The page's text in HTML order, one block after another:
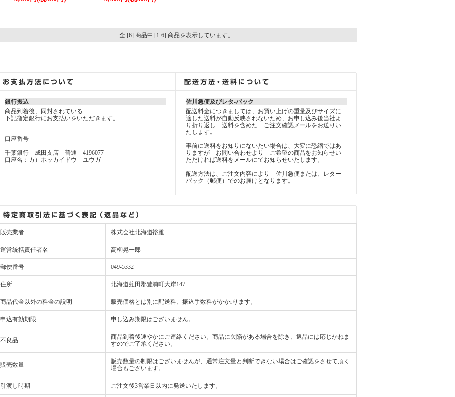
全 [6] 商品中 [1-6] 商品を表示しています。
銀行振込
商品到着後、同封されている
下記指定銀行にお支払いをいただきます。
口座番号
千葉銀行 成田支店 普通 4196077
口座名：カ）ホッカイドウ ユウガ
佐川急便及びレタ-パック
配送料金につきましては、お買い上げの重量及びサイズに
適した送料が自動反映されないため、お申し込み後当社よ
り折り返し 送料を含めた ご注文確認メールをお送りい
たします。
事前に送料をお知りにないたい場合は、大変に恐縮ではあ
りますが お問い合わせより ご希望の商品をお知らせい
ただければ送料をメールにてお知らせいたします。
配送方法は、ご注文内容により 佐川急便または、レター
パック（郵便）でのお届けとなります。
販売業者 株式会社北海道裕雅
運営統括責任者名 高柳晃一郎
郵便番号 049-5332
住所 北海道虻田郡豊浦町大岸147
商品代金以外の料金の説明 販売価格とは別に配送料、振込手数料がかかrります。
申込有効期限 申し込み期限はございません。
不良品
商品到着後速やかにご連絡ください。商品に欠陥がある場合を除き、返品には応じかねま
すのでご了承ください。
販売数量
販売数量の制限はございませんが、通常注文量と判断できない場合はご確認をさせて頂く
場合もございます。
引渡し時期 ご注文後3営業日以内に発送いたします。